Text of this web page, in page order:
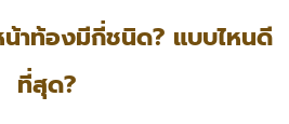
น้าท้องมีกี่ชนิด? แบบไหนดี
ที่สุด?